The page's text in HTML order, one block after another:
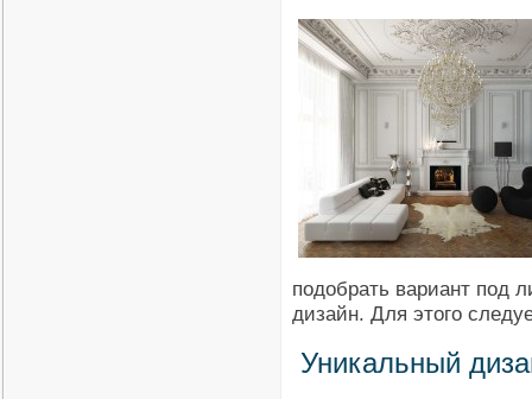
подобрать вариант под
дизайн. Для этого
Уникальный